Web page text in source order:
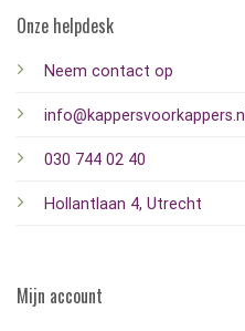
Onze helpdesk
Neem contact op
info@kappersvoorkappers.nl
030 744 02 40
Hollantlaan 4, Utrecht
Mijn account